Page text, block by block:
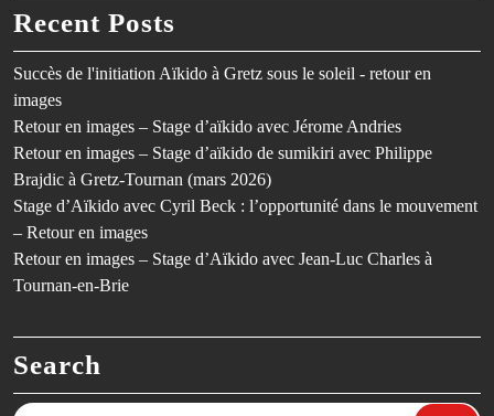
Recent Posts
Succès de l'initiation Aïkido à Gretz sous le soleil - retour en
images
Retour en images – Stage d’aïkido avec Jérome Andries
Retour en images – Stage d’aïkido de sumikiri avec Philippe
Brajdic à Gretz-Tournan (mars 2026)
Stage d’Aïkido avec Cyril Beck : l’opportunité dans le mouvement
– Retour en images
Retour en images – Stage d’Aïkido avec Jean-Luc Charles à
Tournan-en-Brie
Search